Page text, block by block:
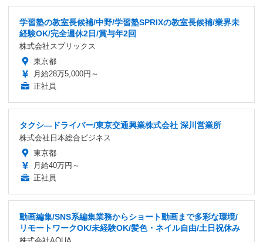
学習塾の教室長候補/中野/学習塾SPRIXの教室長候補/業界未
経験OK/完全週休2日/賞与年2回
株式会社スプリックス
東京都
月給28万5,000円～
正社員
タクシ―ドライバー/東京交通興業株式会社 深川営業所
株式会社日本総合ビジネス
東京都
月給40万円～
正社員
動画編集/SNS系編集業務からショート動画まで多彩な環境/
リモートワークOK/未経験OK/髪色・ネイル自由/土日祝休み